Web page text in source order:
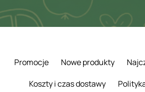
Promocje Nowe produkty
Koszty i czas dostawy